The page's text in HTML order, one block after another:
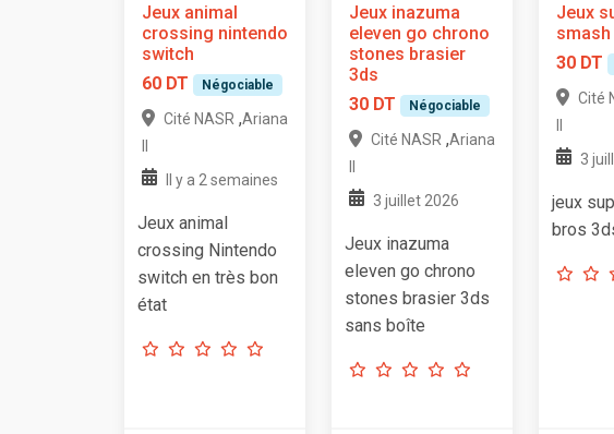
Jeux animal
crossing nintendo
switch
60 DT
Négociable
Cité NASR ,Ariana
Il y a 2 semaines
Jeux animal
crossing Nintendo
switch en très bon
état
Jeux inazuma
eleven go chrono
stones brasier
3ds
30 DT
Négociable
Cité NASR ,Ariana
3 juillet 2026
Jeux inazuma
eleven go chrono
stones brasier 3ds
sans boîte
Jeux
30 DT
Cité
3
jeux
bros